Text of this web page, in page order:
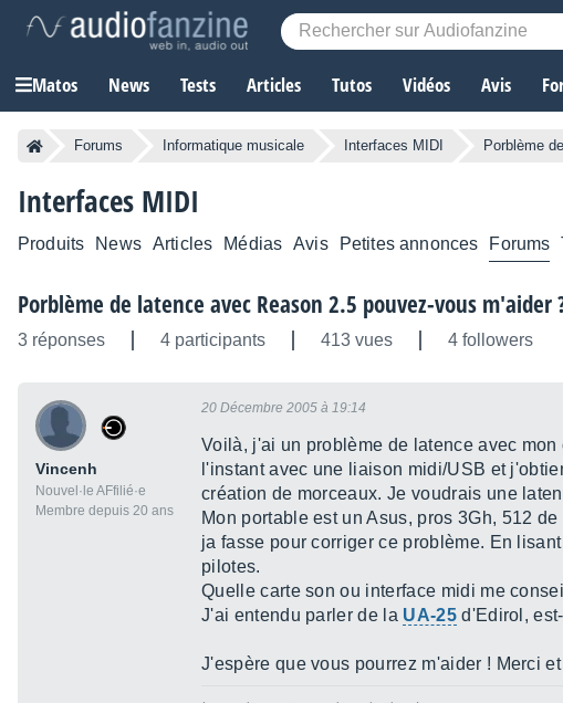
Matos News Tests Articles Tutos Vidéos Avis
Forums Informatique musicale Interfaces MIDI Porblème
Interfaces MIDI
Produits News Articles Médias Avis Petites annonces Forums
Porblème de latence avec Reason 2.5 pouvez-vous m'aider
3 réponses 4 participants 413 vues 4 followers
Vincenh
Nouvel·le AFfilié·e
Membre depuis 20 ans
20 Décembre 2005 à 19:14
Voilà, j'ai un problème de latence avec
l'instant avec une liaison midi/USB et
création de morceaux. Je voudrais une
Mon portable est un Asus, pros 3Gh, 512
ja fasse pour corriger ce problème. En
pilotes.
Quelle carte son ou interface midi me
J'ai entendu parler de la UA-25d'Edirol,
J'espère que vous pourrez m'aider ! Merci